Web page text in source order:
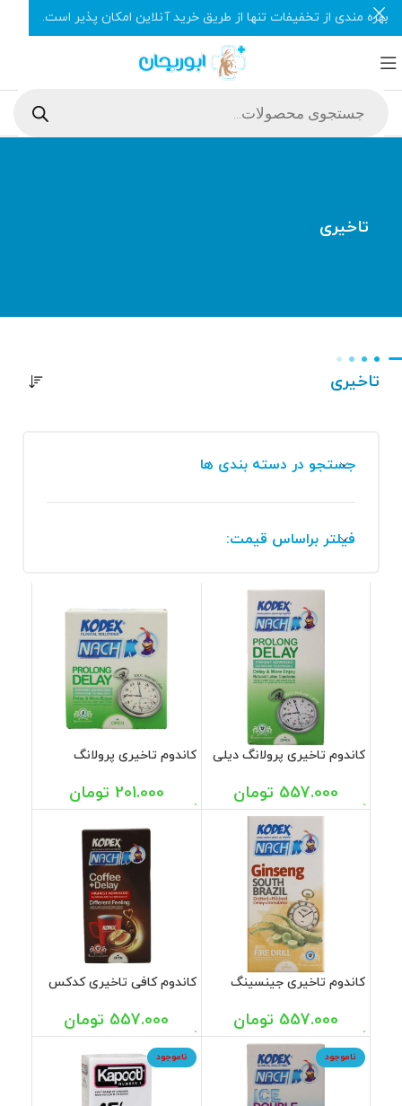
تاخیری
تاخیری
جستجو در دسته بندی ها
فیلتر براساس قیمت:
کاندوم تاخیری پرولانگ دیلی
557.000 تومان
کاندوم تاخیری پرولانگ
201.000 تومان
کاندوم تاخیری جینسینگ
557.000 تومان
کاندوم کافی تاخیری کدکس
557.000 تومان
ناموجود ناموجود
بهره مندی از تخفیفات تنها از طریق خرید آنلاین امکان پذیر است.